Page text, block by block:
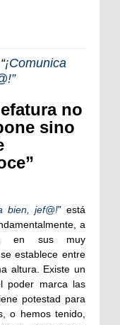
¡Comunica
no
sino
bien, jef@!” está
a
en sus muy
establece entre
altura. Existe un
poder marca las
potestad para
o hemos tenido,